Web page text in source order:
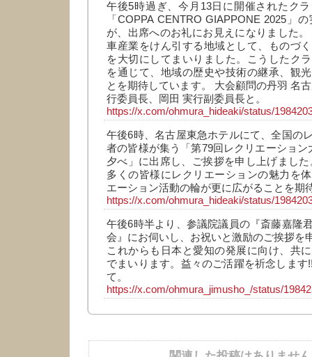
午後5時過ぎ、今月13日に開催されたク
「COPPA CENTRO GIAPPONE 2025」
が、出席へのお礼にお見えになりました
車産業をけん引する地域として、ものづ
を大切にしてまいりました。こうしたク
を通じて、地域の歴史や技術の継承、観
とを期待しています。 大会顧問の丹羽 名
行委員長、岡田 実行副委員長と。
https://x.com/ohmura_hideaki/status/
午後6時、名古屋東急ホテルにて、全国の
者の皆様が集う「第79回レクリエーション
夕べ」に出席し、ご挨拶を申し上げまし
多くの皆様にレクリエーションの魅力を
エーション活動の輪が更に広がることを期
https://x.com/ohmura_hideaki/status/
午後6時半より、参議院議員の『斎藤嘉隆
会』にお伺いし、お祝いと激励のご挨拶を
これからも日本と愛知の発展に向け、共
でまいります。益々のご活躍を祈念します
て。
https://x.com/ohmura_jimusho_/status/